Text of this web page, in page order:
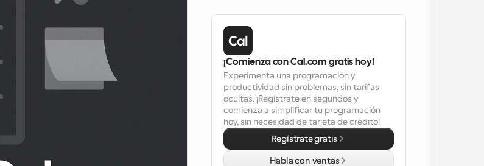
¡Comienza con Cal.com gratis hoy!
Experimenta una programación y
productividad sin problemas, sin tarifas
ocultas. ¡Regístrate en segundos y
comienza a simplificar tu programación
hoy, sin necesidad de tarjeta de crédito!
Regístrate gratis
Habla con ventas